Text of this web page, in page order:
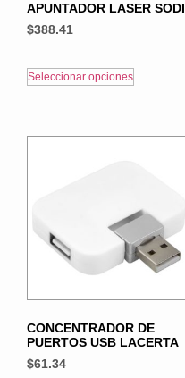
APUNTADOR LASER SODI
$388.41
Seleccionar opciones
CONCENTRADOR DE
PUERTOS USB LACERTA
$61.34